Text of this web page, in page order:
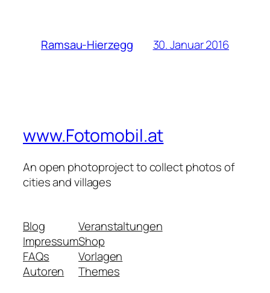
Ramsau-Hierzegg 30. Januar 2016
www.Fotomobil.at
An open photoproject to collect photos of
cities and villages
Blog
Impressum
FAQs
Autoren
Veranstaltungen
Shop
Vorlagen
Themes